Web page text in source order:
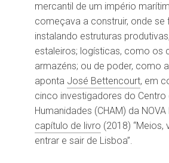
mercantil de um império
começava a construir, onde se
instalando estruturas
estaleiros; logísticas, como os
armazéns; ou de poder, como a
aponta José Bettencourt, em
cinco investigadores do Centro
Humanidades (CHAM) da NOVA
capítulo de livro (2018) “Meios,
entrar e sair de Lisboa”.